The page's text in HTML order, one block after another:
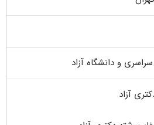
و دانشگاه آزاد
آزاد